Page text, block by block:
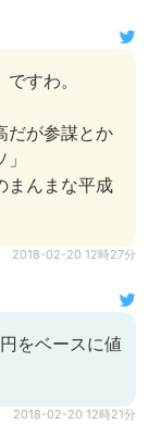
すわ。
だが参謀とか
まんまな平成
2018-02-20 12時27分
をベースに値
2018-02-20 12時21分